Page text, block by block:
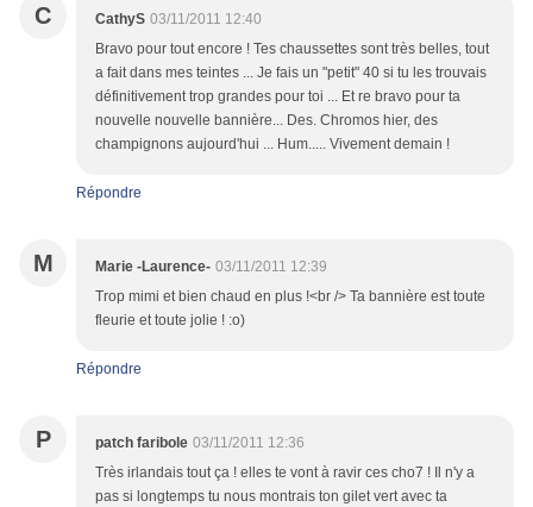
C CathyS 03/11/2011 12:40
Bravo pour tout encore ! Tes chaussettes sont très belles, tout
a fait dans mes teintes ... Je fais un "petit" 40 si tu les trouvais
définitivement trop grandes pour toi ... Et re bravo pour ta
nouvelle nouvelle bannière... Des. Chromos hier, des
champignons aujourd'hui ... Hum..... Vivement demain !
Répondre
M Marie -Laurence- 03/11/2011 12:39
Trop mimi et bien chaud en plus !<br /> Ta bannière est toute
fleurie et toute jolie ! :o)
Répondre
P patch faribole 03/11/2011 12:36
Très irlandais tout ça ! elles te vont à ravir ces cho7 ! Il n'y a
pas si longtemps tu nous montrais ton gilet vert avec ta